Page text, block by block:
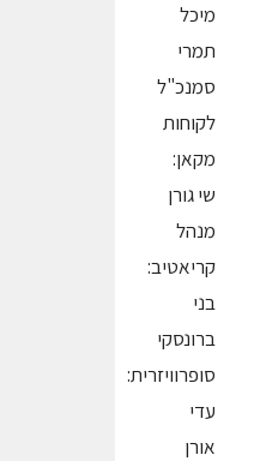
מיכל
תמרי
סמנכ"ל
לקוחות
מקאן:
שי גורן
מנהל
קריאטיב:
בני
ברונסקי
סופרוויזרית:
עדי
אורן